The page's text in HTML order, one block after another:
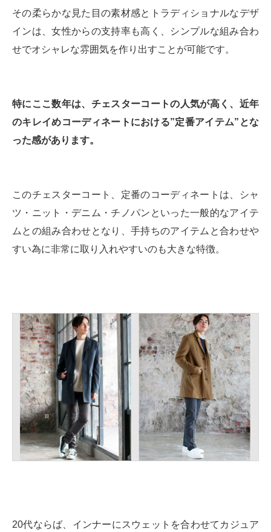
その柔らかな見た目の素材感とトラディショナルなデザ
インは、女性からの支持率も高く、シンプルな組み合わ
せでオシャレな雰囲気を作り出すことが可能です。
特にここ数年は、チェスターコートの人気が高く、近年
のキレイめコーディネートにおける”定番アイテム”とな
った感があります。
このチェスターコート、定番のコーディネートは、シャ
ツ・ニット・デニム・チノパンといった一般的なアイテ
ムとの組み合わせとなり、手持ちのアイテムと合わせや
すい為に非常に取り入れやすいのも大きな特徴。
20代ならば、インナーにスウェットを合わせてカジュア